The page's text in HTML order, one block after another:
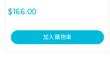
$166.00
加入購物車